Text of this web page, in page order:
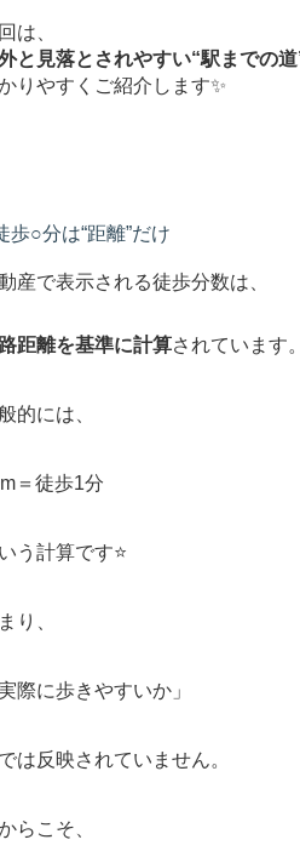
は、
と見落とされやすい“駅までの
りやすくご紹介します✨
歩○分は“距離”だけ
産で表示される徒歩分数は、
距離を基準に計算されています。
的には、
＝徒歩1分
う計算です⭐️
り、
実際に歩きやすいか」
は反映されていません。
らこそ、